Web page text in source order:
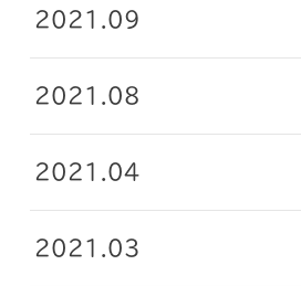
2021.09
2021.08
2021.04
2021.03